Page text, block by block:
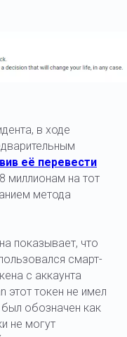
в ходе
её перевести
миллионам на тот
метода
показывает, что
смарт-
с аккаунта
этот токен не имел
обозначен как
не могут